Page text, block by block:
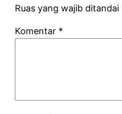
Ruas yang wajib ditandai
Komentar *